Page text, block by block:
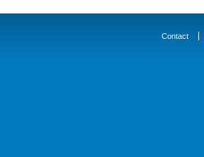
Contact